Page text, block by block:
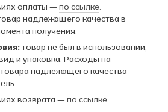
оплаты — по ссылке.
надлежащего качества в
получения.
товар не был в использовании,
и упаковка. Расходы на
надлежащего качества
возврата — по ссылке.